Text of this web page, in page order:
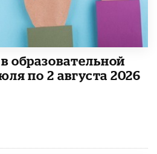
образовательной
по 2 августа 2026